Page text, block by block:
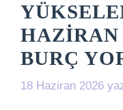
HAZIRAN
BURÇ
18 Haziran 2026